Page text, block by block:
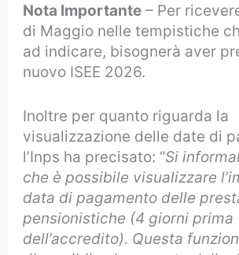
Nota Importante – Per
di Maggio nelle tempistiche
ad indicare, bisognerà aver
nuovo ISEE 2026.
Inoltre per quanto riguarda la
visualizzazione delle date di
l’Inps ha precisato: “Si
che è possibile visualizzare
data di pagamento delle
pensionistiche (4 giorni prima
dell’accredito). Questa